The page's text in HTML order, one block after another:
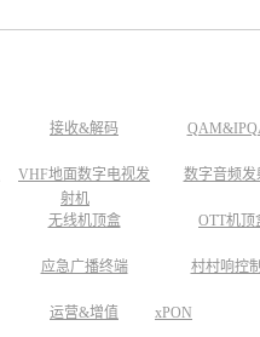
接收&解码
VHF地面数字电视发
射机
数字音频发
无线机顶盒 OTT机顶
应急广播终端 村村响控
运营&增值 xPON